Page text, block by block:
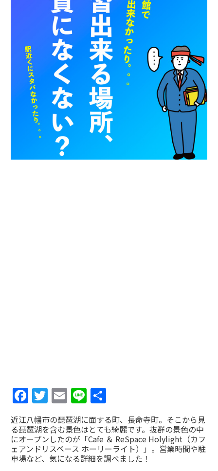
Facebook
Twitter
Email
Line
有
近江八幡市の琵琶湖に面する町、長命寺町。そこから見
る琵琶湖を含む景色はとても綺麗です。抜群の景色の中
にオープンしたのが「Cafe ＆ ReSpace Holylight（カフ
ェアンドリスペース ホーリーライト）」。営業時間や駐
車場など、気になる詳細を調べました！